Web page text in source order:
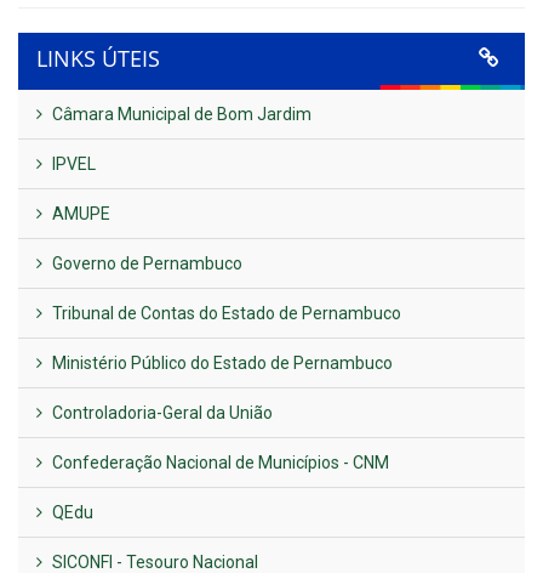
LINKS ÚTEIS
Câmara Municipal de Bom Jardim
IPVEL
AMUPE
Governo de Pernambuco
Tribunal de Contas do Estado de Pernambuco
Ministério Público do Estado de Pernambuco
Controladoria-Geral da União
Confederação Nacional de Municípios - CNM
QEdu
SICONFI - Tesouro Nacional